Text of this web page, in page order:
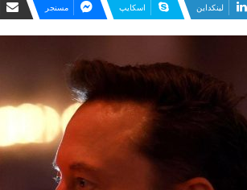
لینکداین اسکایپ مسنجر